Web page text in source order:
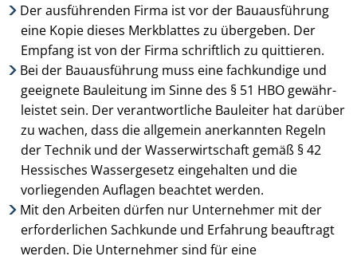
Der ausführenden Firma ist vor der Bauausführung
eine Kopie dieses Merkblattes zu übergeben. Der
Empfang ist von der Firma schriftlich zu quittieren.
Bei der Bauausführung muss eine fachkundige und
geeignete Bauleitung im Sinne des § 51 HBO gewähr­
leistet sein. Der verantwortliche Bauleiter hat darüber
zu wachen, dass die allgemein anerkannten Regeln
der Technik und der Wasserwirtschaft gemäß § 42
Hessisches Wassergesetz eingehalten und die
vorliegenden Auf­lagen beachtet werden.
Mit den Arbeiten dürfen nur Unternehmer mit der
erforderlichen Sachkunde und Erfahrung beauftragt
werden. Die Unternehmer sind für eine